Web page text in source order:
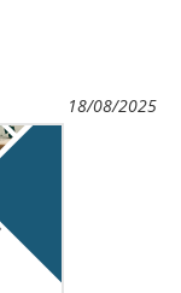
18/08/2025